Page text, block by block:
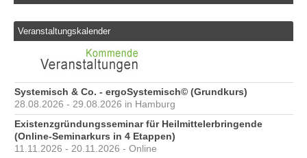
Veranstaltungskalender
Systemisch & Co. - ergoSystemisch© (Grundkurs)
28.08.2026 - 29.08.2026 in Hamburg
Existenzgründungsseminar für Heilmittelerbringende
(Online-Seminarkurs in 4 Etappen)
11.11.2026 - 20.11.2026 - Online